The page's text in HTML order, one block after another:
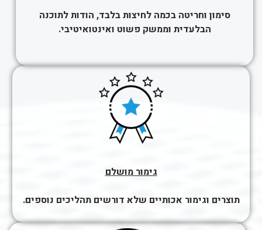
סימון וחריטה בכמה לחיצות בלבד, הודות לתוכנה
הבלעדית וממשק פשוט ואינטואיטיבי.
גימור מושלם
תוצרים וגימור אכותיים שלא דורשים תהליכים נוספים.